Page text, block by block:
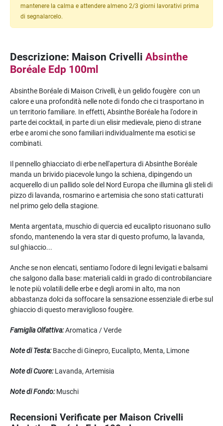
mantenere la calma e attendere almeno 2/3 giorni lavorativi prima
di segnalarcelo.
Descrizione: Maison Crivelli Absinthe
Boréale Edp 100ml
Absinthe Boréale di Maison Crivelli, è un gelido fougère con un
calore e una profondità nelle note di fondo che ci trasportano in
un territorio familiare. In effetti, Absinthe Boréale ha l'odore in
parte dei cocktail, in parte di un elisir medievale, pieno di strane
erbe e aromi che sono familiari individualmente ma esotici se
combinati.
Il pennello ghiacciato di erbe nell'apertura di Absinthe Boréale
manda un brivido piacevole lungo la schiena, dipingendo un
acquerello di un pallido sole del Nord Europa che illumina gli steli di
pizzo di lavanda, rosmarino e artemisia che sono stati catturati
nel primo gelo della stagione.
Menta argentata, muschio di quercia ed eucalipto risuonano sullo
sfondo, mantenendo la vera star di questo profumo, la lavanda,
sul ghiaccio...
Anche se non elencati, sentiamo l'odore di legni levigati e balsami
che salgono dalla base: materiali caldi in grado di controbilanciare
le note più volatili delle erbe e degli aromi in alto, ma non
abbastanza dolci da soffocare la sensazione essenziale di erbe sul
ghiaccio di questo meraviglioso fougère.
Famiglia Olfattiva:Aromatica / Verde
Note di Testa:Bacche di Ginepro, Eucalipto, Menta, Limone
Note di Cuore:Lavanda, Artemisia
Note di Fondo:Muschi
Recensioni Verificate per Maison Crivelli